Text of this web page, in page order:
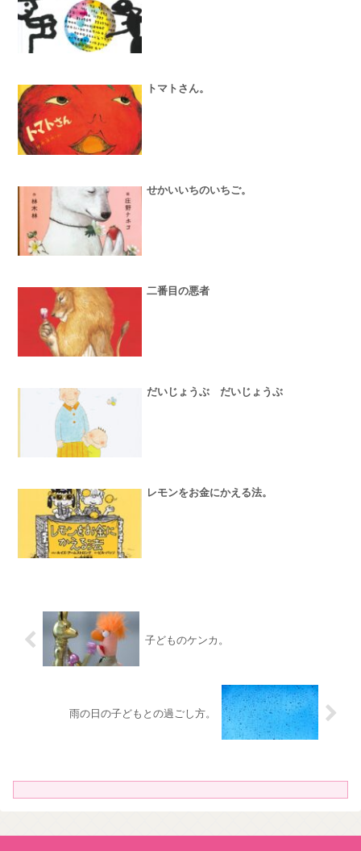
トマトさん。
せかいいちのいちご。
二番目の悪者
だいじょうぶ だいじょうぶ
レモンをお金にかえる法。
子どものケンカ。
雨の日の子どもとの過ごし方。